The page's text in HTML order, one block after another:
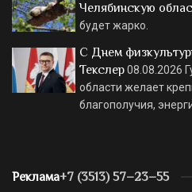
Челябинскую
будет жарко.
С Днем
Текслер08.08.2026
области желает
благополучия,
Реклама+7 (3513) 57–23–55